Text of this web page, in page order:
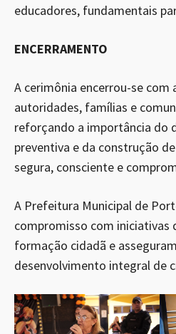
educadores, fundamentais
ENCERRAMENTO
A cerimônia encerrou-se com
autoridades, famílias e
reforçando a importância do
preventiva e da construção
segura, consciente e
A Prefeitura Municipal de
compromisso com iniciativas
formação cidadã e
desenvolvimento integral de